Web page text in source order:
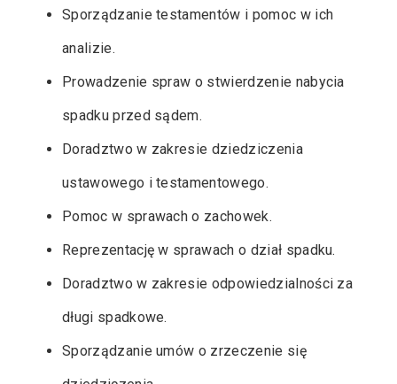
Sporządzanie testamentów i pomoc w ich
analizie.
Prowadzenie spraw o stwierdzenie nabycia
spadku przed sądem.
Doradztwo w zakresie dziedziczenia
ustawowego i testamentowego.
Pomoc w sprawach o zachowek.
Reprezentację w sprawach o dział spadku.
Doradztwo w zakresie odpowiedzialności za
długi spadkowe.
Sporządzanie umów o zrzeczenie się